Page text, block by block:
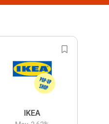
IKEA